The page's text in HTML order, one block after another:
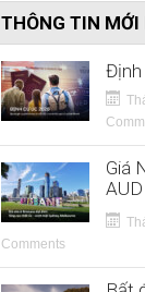
THÔNG TIN MỚI
Định
Giá
Comments